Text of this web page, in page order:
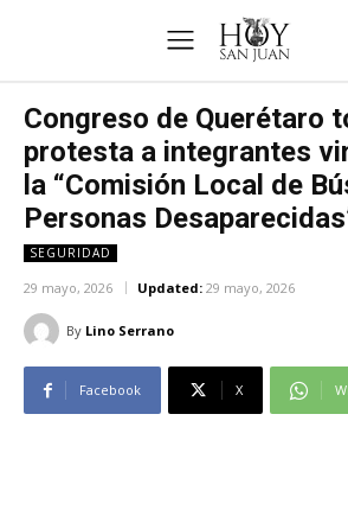
Congreso de Querétaro
protesta a integrantes
la “Comisión Local de
Personas
SEGURIDAD
29 mayo, 2026 Updated: 29 mayo, 2026
By Lino Serrano
Facebook X